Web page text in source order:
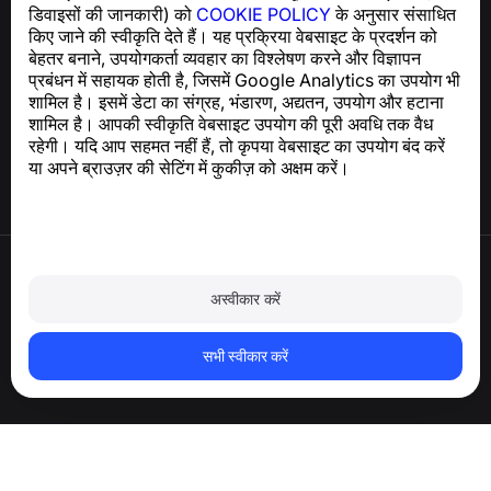
डिवाइसों की जानकारी) को COOKIE POLICYके अनुसार संसाधित
किए जाने की स्वीकृति देते हैं। यह प्रक्रिया वेबसाइट के प्रदर्शन को
बेहतर बनाने, उपयोगकर्ता व्यवहार का विश्लेषण करने और विज्ञापन
प्रबंधन में सहायक होती है, जिसमें Google Analytics का उपयोग भी
शामिल है। इसमें डेटा का संग्रह, भंडारण, अद्यतन, उपयोग और हटाना
शामिल है। आपकी स्वीकृति वेबसाइट उपयोग की पूरी अवधि तक वैध
रहेगी। यदि आप सहमत नहीं हैं, तो कृपया वेबसाइट का उपयोग बंद करें
या अपने ब्राउज़र की सेटिंग में कुकीज़ को अक्षम करें।
अस्वीकार करें
सभी स्वीकार करें
सहायता केंद्र
समाचार और लेख
परियोजना के बारे में
संपर्क
खाता और व्यक्तिगत डेटा हटाएँ